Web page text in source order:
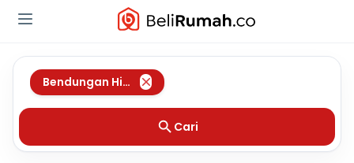
Bendungan Hilir Jakarta Pusat
Cari